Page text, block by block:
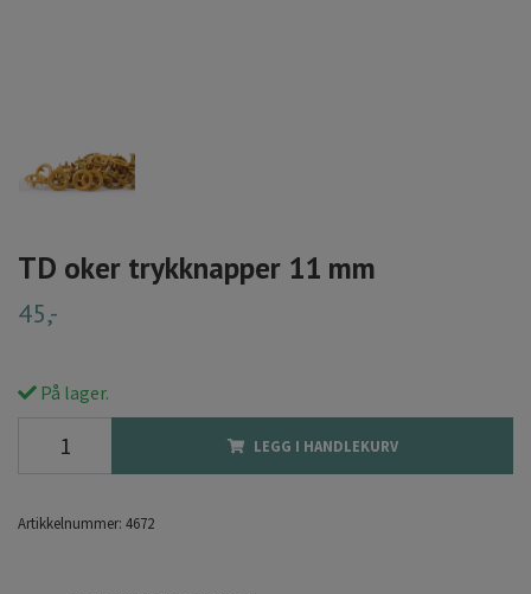
TD oker trykknapper 11 mm
45,-
På lager.
LEGG I HANDLEKURV
Artikkelnummer: 4672